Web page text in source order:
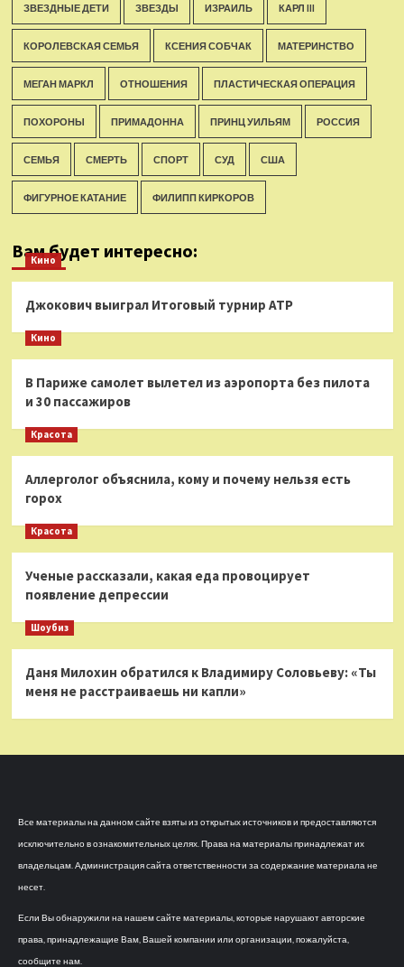
ЗВЕЗДНЫЕ ДЕТИ ЗВЕЗДЫ ИЗРАИЛЬ КАРЛ III
КОРОЛЕВСКАЯ СЕМЬЯ КСЕНИЯ СОБЧАК МАТЕРИНСТВО
МЕГАН МАРКЛ ОТНОШЕНИЯ ПЛАСТИЧЕСКАЯ ОПЕРАЦИЯ
ПОХОРОНЫ ПРИМАДОННА ПРИНЦ УИЛЬЯМ РОССИЯ
СЕМЬЯ СМЕРТЬ СПОРТ СУД США
ФИГУРНОЕ КАТАНИЕ ФИЛИПП КИРКОРОВ
Вам будет интересно:
Кино
Джокович выиграл Итоговый турнир ATP
Кино
В Париже самолет вылетел из аэропорта без пилота
и 30 пассажиров
Красота
Аллерголог объяснила, кому и почему нельзя есть
горох
Красота
Ученые рассказали, какая еда провоцирует
появление депрессии
Шоубиз
Даня Милохин обратился к Владимиру Соловьеву: «Ты
меня не расстраиваешь ни капли»
Все материалы на данном сайте взяты из открытых источников и предоставляются
исключительно в ознакомительных целях. Права на материалы принадлежат их
владельцам. Администрация сайта ответственности за содержание материала не
несет.
Если Вы обнаружили на нашем сайте материалы, которые нарушают авторские
права, принадлежащие Вам, Вашей компании или организации, пожалуйста,
сообщите нам.